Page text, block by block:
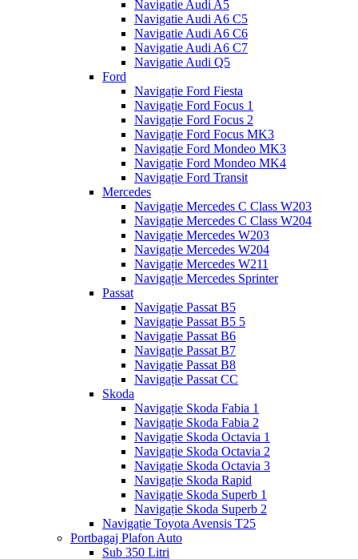
Navigatie Audi A5
Navigatie Audi A6 C5
Navigatie Audi A6 C6
Navigatie Audi A6 C7
Navigatie Audi Q5
Ford
Navigație Ford Fiesta
Navigație Ford Focus 1
Navigație Ford Focus 2
Navigație Ford Focus MK3
Navigație Ford Mondeo MK3
Navigație Ford Mondeo MK4
Navigație Ford Transit
Mercedes
Navigație Mercedes C Class W203
Navigație Mercedes C Class W204
Navigație Mercedes W203
Navigație Mercedes W204
Navigație Mercedes W211
Navigație Mercedes Sprinter
Passat
Navigație Passat B5
Navigație Passat B5 5
Navigație Passat B6
Navigație Passat B7
Navigație Passat B8
Navigație Passat CC
Skoda
Navigație Skoda Fabia 1
Navigație Skoda Fabia 2
Navigație Skoda Octavia 1
Navigație Skoda Octavia 2
Navigație Skoda Octavia 3
Navigație Skoda Rapid
Navigație Skoda Superb 1
Navigație Skoda Superb 2
Navigație Toyota Avensis T25
Portbagaj Plafon Auto
Sub 350 Litri